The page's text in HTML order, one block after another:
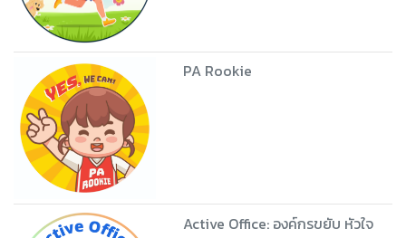
PA Rookie
Active Office: องค์กรขยับ หัวใจ